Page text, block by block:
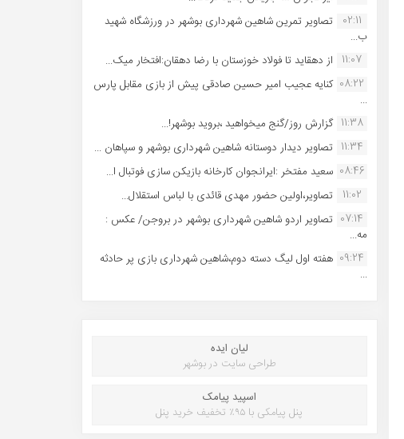
02:11
تصاویر تمرین شاهین شهردارى بوشهر در ورزشگاه شهید
ب...
11:07 از دهقاید تا فولاد خوزستان با رضا دهقان:افتخار میک...
08:22 کنایه عجیب امیر حسین صادقی پیش از بازی مقابل پارس
...
11:38 گزارش روز/گنج میخواهید ،بروید بوشهر!...
11:34 تصاویر دیدار دوستانه شاهین شهردارى بوشهر و سپاهان ...
08:46 سعید مفتخر :ایرانجوان کارخانه بازیکن سازی فوتبال ا...
11:02
تصاویر،اولین حضور مهدی قائدی با لباس استقلال...
07:14 تصاویر اردو شاهین شهرداری بوشهر در بروجن/ عکس :
مه...
09:24 هفته اول لیگ دسته دوم،شاهین شهرداری بازی پر حادثه
...
لیان ایده
طراحی سایت در بوشهر
اسپید پیامک
پنل پیامکی با ۹۵٪ تخفیف خرید پنل